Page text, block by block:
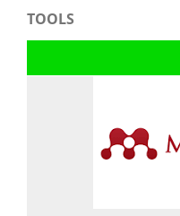
TOOLS